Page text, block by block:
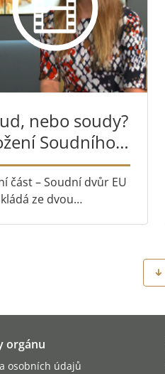
nebo soudy?
Soudního
EU pod
část – Soudní dvůr EU
ze dvou
Giulia P...
orgánu
osobních údajů